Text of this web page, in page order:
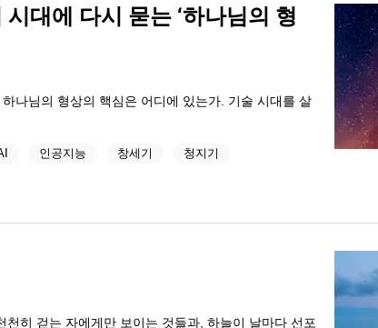
대에 다시 묻는 ‘하나님의 형
나님의 형상의 핵심은 어디에 있는가. 기술 시대를 살
인공지능 창세기 청지기
히 걷는 자에게만 보이는 것들과, 하늘이 날마다 선포